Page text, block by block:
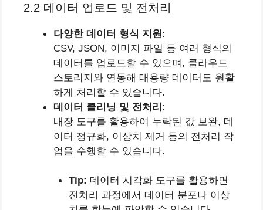
2.2 데이터 업로드 및 전처리
다양한 데이터 형식 지원:
CSV, JSON, 이미지 파일 등 여러 형식의
데이터를 업로드할 수 있으며, 클라우드
스토리지와 연동해 대용량 데이터도 원활
하게 처리할 수 있습니다.
데이터 클리닝 및 전처리:
내장 도구를 활용하여 누락된 값 보완, 데
이터 정규화, 이상치 제거 등의 전처리 작
업을 수행할 수 있습니다.
Tip: 데이터 시각화 도구를 활용하면
전처리 과정에서 데이터 분포나 이상